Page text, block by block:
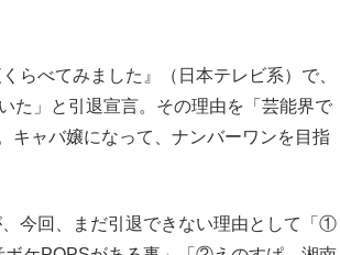
らべてみました』（日本テレビ系）で、
た」と引退宣言。その理由を「芸能界で
キャバ嬢になって、ナンバーワンを目指
今回、まだ引退できない理由として「①